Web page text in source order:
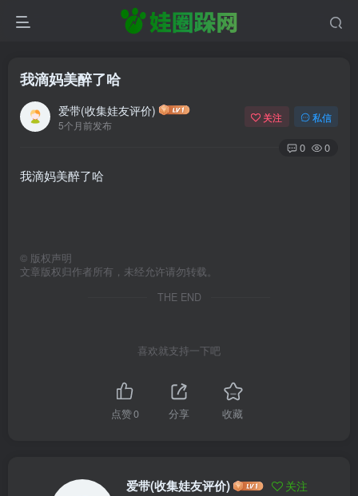
我滴妈美醉了哈
爱带(收集娃友评价)
5个月前发布
关注 私信
0 0
我滴妈美醉了哈
© 版权声明
文章版权归作者所有，未经允许请勿转载。
THE END
喜欢就支持一下吧
点赞0 分享 收藏
爱带(收集娃友评价) 关注